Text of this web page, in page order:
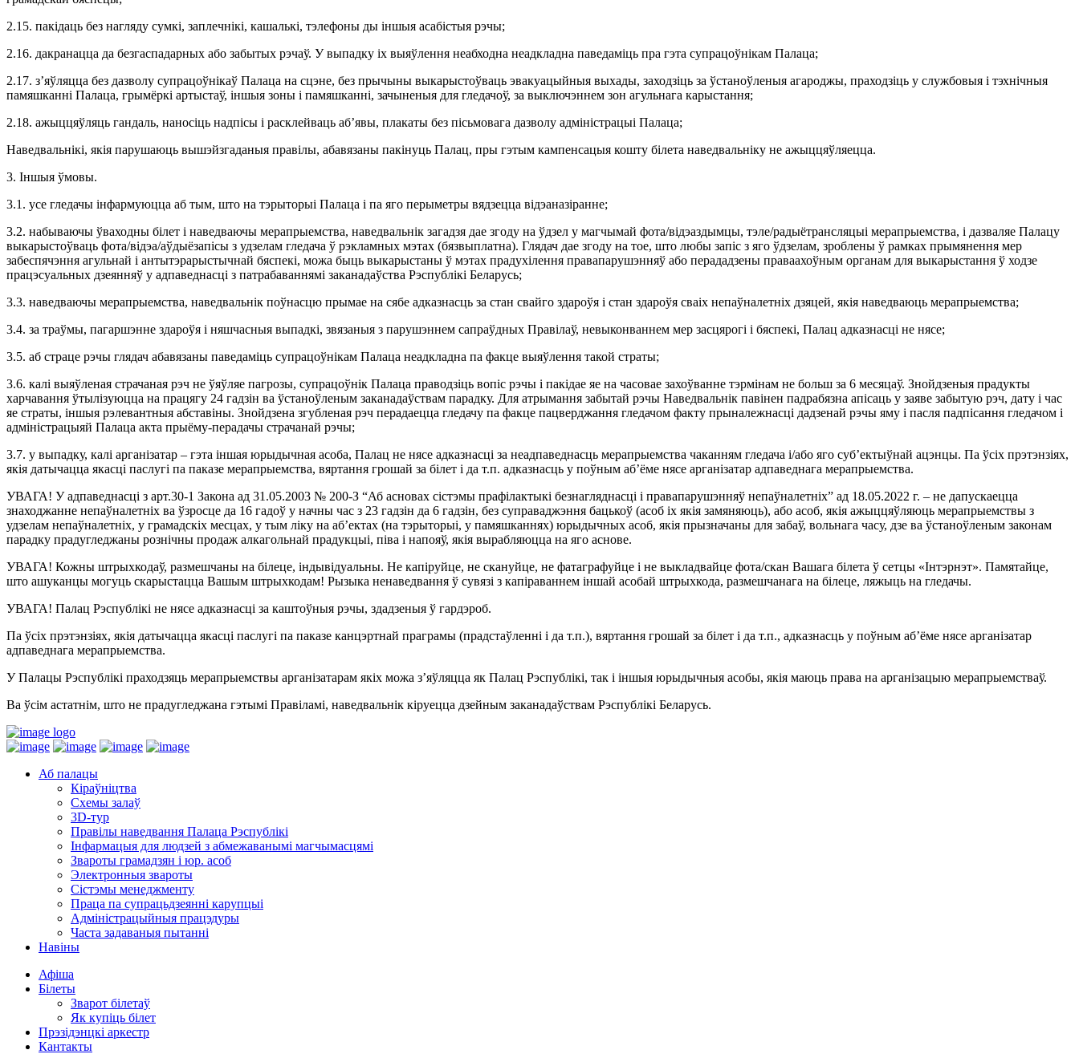
2.15. пакідаць без нагляду сумкі, заплечнікі, кашалькі, тэлефоны ды іншыя асабістыя рэчы;
2.16. дакранацца да безгаспадарных або забытых рэчаў. У выпадку іх выяўлення неабходна неадкладна паведаміць пра гэта супрацоўнікам Палаца;
2.17. з’яўляцца без дазволу супрацоўнікаў Палаца на сцэне, без прычыны выкарыстоўваць эвакуацыйныя выхады, заходзіць за ўстаноўленыя агароджы, праходзіць у службовыя і тэхнічныя
памяшканні Палаца, грымёркі артыстаў, іншыя зоны і памяшканні, зачыненыя для гледачоў, за выключэннем зон агульнага карыстання;
2.18. ажыццяўляць гандаль, наносіць надпісы і расклейваць аб’явы, плакаты без пісьмовага дазволу адміністрацыі Палаца;
Наведвальнікі, якія парушаюць вышэйзгаданыя правілы, абавязаны пакінуць Палац, пры гэтым кампенсацыя кошту білета наведвальніку не ажыццяўляецца.
3. Іншыя ўмовы.
3.1. усе гледачы інфармуюцца аб тым, што на тэрыторыі Палаца і па яго перыметры вядзецца відэаназіранне;
3.2. набываючы ўваходны білет і наведваючы мерапрыемства, наведвальнік загадзя дае згоду на ўдзел у магчымай фота/відэаздымцы, тэле/радыётрансляцыі мерапрыемства, і дазваляе Палацу
выкарыстоўваць фота/відэа/аўдыёзапісы з удзелам гледача ў рэкламных мэтах (бязвыплатна). Глядач дае згоду на тое, што любы запіс з яго ўдзелам, зроблены ў рамках прымянення мер
забеспячэння агульнай і антытэрарыстычнай бяспекі, можа быць выкарыстаны ў мэтах прадухілення правапарушэнняў або перададзены праваахоўным органам для выкарыстання ў ходзе
працэсуальных дзеянняў у адпаведнасці з патрабаваннямі заканадаўства Рэспублікі Беларусь;
3.3. наведваючы мерапрыемства, наведвальнік поўнасцю прымае на сябе адказнасць за стан свайго здароўя і стан здароўя сваіх непаўналетніх дзяцей, якія наведваюць мерапрыемства;
3.4. за траўмы, пагаршэнне здароўя і няшчасныя выпадкі, звязаныя з парушэннем сапраўдных Правілаў, невыконваннем мер засцярогі і бяспекі, Палац адказнасці не нясе;
3.5. аб страце рэчы глядач абавязаны паведаміць супрацоўнікам Палаца неадкладна па факце выяўлення такой страты;
3.6. калі выяўленая страчаная рэч не ўяўляе пагрозы, супрацоўнік Палаца праводзіць вопіс рэчы і пакідае яе на часовае захоўванне тэрмінам не больш за 6 месяцаў. Знойдзеныя прадукты
харчавання ўтылізуюцца на працягу 24 гадзін ва ўстаноўленым заканадаўствам парадку. Для атрымання забытай рэчы Наведвальнік павінен падрабязна апісаць у заяве забытую рэч, дату і час
яе страты, іншыя рэлевантныя абставіны. Знойдзена згубленая рэч перадаецца гледачу па факце пацверджання гледачом факту прыналежнасці дадзенай рэчы яму і пасля падпісання гледачом і
адміністрацыяй Палаца акта прыёму-перадачы страчанай рэчы;
3.7. у выпадку, калі арганізатар – гэта іншая юрыдычная асоба, Палац не нясе адказнасці за неадпаведнасць мерапрыемства чаканням гледача і/або яго суб’ектыўнай ацэнцы. Па ўсіх прэтэнзіях,
якія датычацца якасці паслугі па паказе мерапрыемства, вяртання грошай за білет і да т.п. адказнасць у поўным аб’ёме нясе арганізатар адпаведнага мерапрыемства.
УВАГА! У адпаведнасці з арт.30-1 Закона ад 31.05.2003 № 200-З “Аб асновах сістэмы прафілактыкі безнагляднасці і правапарушэнняў непаўналетніх” ад 18.05.2022 г. – не дапускаецца
знаходжанне непаўналетніх ва ўзросце да 16 гадоў у начны час з 23 гадзін да 6 гадзін, без суправаджэння бацькоў (асоб іх якія замяняюць), або асоб, якія ажыццяўляюць мерапрыемствы з
удзелам непаўналетніх, у грамадскіх месцах, у тым ліку на аб’ектах (на тэрыторыі, у памяшканнях) юрыдычных асоб, якія прызначаны для забаў, вольнага часу, дзе ва ўстаноўленым законам
парадку прадугледжаны рознічны продаж алкагольнай прадукцыі, піва і напояў, якія вырабляюцца на яго аснове.
УВАГА! Кожны штрыхкодаў, размешчаны на білеце, індывідуальны. Не капіруйце, не скануйце, не фатаграфуйце і не выкладвайце фота/скан Вашага білета ў сетцы «Інтэрнэт». Памятайце,
што ашуканцы могуць скарыстацца Вашым штрыхкодам! Рызыка ненаведвання ў сувязі з капіраваннем іншай асобай штрыхкода, размешчанага на білеце, ляжыць на гледачы.
УВАГА! Палац Рэспублікі не нясе адказнасці за каштоўныя рэчы, здадзеныя ў гардэроб.
Па ўсіх прэтэнзіях, якія датычацца якасці паслугі па паказе канцэртнай праграмы (прадстаўленні і да т.п.), вяртання грошай за білет і да т.п., адказнасць у поўным аб’ёме нясе арганізатар
адпаведнага мерапрыемства.
У Палацы Рэспублікі праходзяць мерапрыемствы арганізатарам якіх можа з’яўляцца як Палац Рэспублікі, так і іншыя юрыдычныя асобы, якія маюць права на арганізацыю мерапрыемстваў.
Ва ўсім астатнім, што не прадугледжана гэтымі Правіламі, наведвальнік кіруецца дзейным заканадаўствам Рэспублікі Беларусь.
Аб палацы
Кіраўніцтва
Схемы залаў
3D-тур
Правілы наведвання Палаца Рэспублікі
Інфармацыя для людзей з абмежаванымі магчымасцямі
Звароты грамадзян і юр. асоб
Электронныя звароты
Сістэмы менеджменту
Праца па супрацьдзеянні карупцыі
Адміністрацыйныя працэдуры
Часта задаваныя пытанні
Навіны
Афіша
Білеты
Зварот білетаў
Як купіць білет
Прэзідэнцкі аркестр
Кантакты